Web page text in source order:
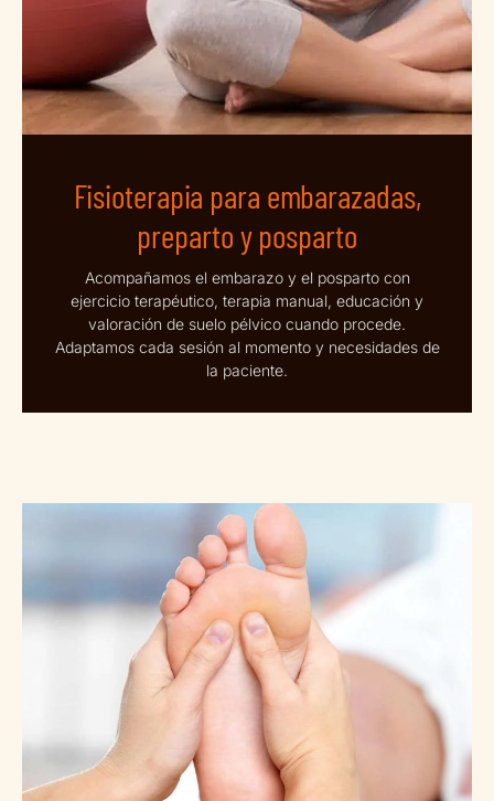
Fisioterapia para embarazadas,
preparto y posparto
Acompañamos el embarazo y el posparto con
ejercicio terapéutico, terapia manual, educación y
valoración de suelo pélvico cuando procede.
Adaptamos cada sesión al momento y necesidades de
la paciente.